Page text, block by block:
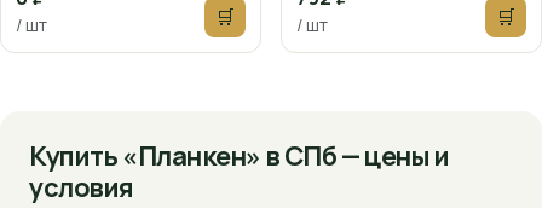
/ шт 🛒 / шт 🛒
Купить «Планкен» в СПб — цены и
условия